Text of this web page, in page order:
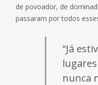
de povoador, de
passaram por todos
“Já
nunca